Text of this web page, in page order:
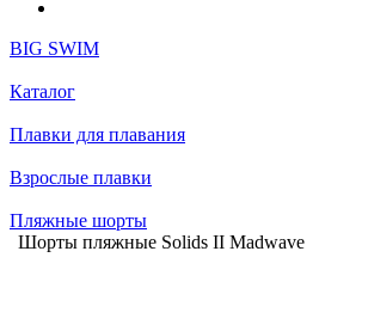
BIG SWIM
Каталог
Плавки для плавания
Взрослые плавки
Пляжные шорты
Шорты пляжные Solids II Madwave